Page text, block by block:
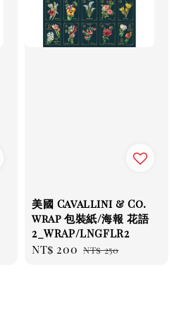
美國 Cavallini & Co.
wrap 包裝紙/海報 花語
2_WRAP/LNGFLR2
Sale
NT$ 200 Regular
NT$ 250